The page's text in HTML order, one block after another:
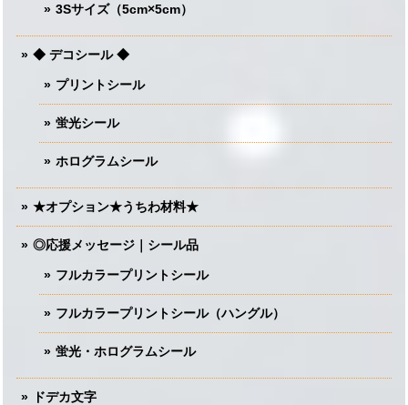
3Sサイズ（5cm×5cm）
◆ デコシール ◆
プリントシール
蛍光シール
ホログラムシール
★オプション★うちわ材料★
◎応援メッセージ｜シール品
フルカラープリントシール
フルカラープリントシール（ハングル）
蛍光・ホログラムシール
ドデカ文字